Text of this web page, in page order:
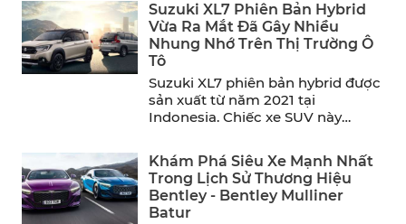
Suzuki XL7 Phiên Bản Hybrid
Vừa Ra Mắt Đã Gây Nhiều
Nhung Nhớ Trên Thị Trường Ô
Tô
Suzuki XL7 phiên bản hybrid được
sản xuất từ năm 2021 tại
Indonesia. Chiếc xe SUV này
Khám Phá Siêu Xe Mạnh Nhất
Trong Lịch Sử Thương Hiệu
Bentley - Bentley Mulliner
Batur